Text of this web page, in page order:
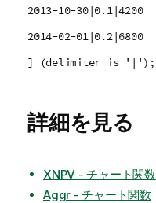
2013-10-30|0.1|4200
2014-02-01|0.2|6800
] (delimiter is '|');
詳細を見る
XNPV - チャート関数
Aggr - チャート関数